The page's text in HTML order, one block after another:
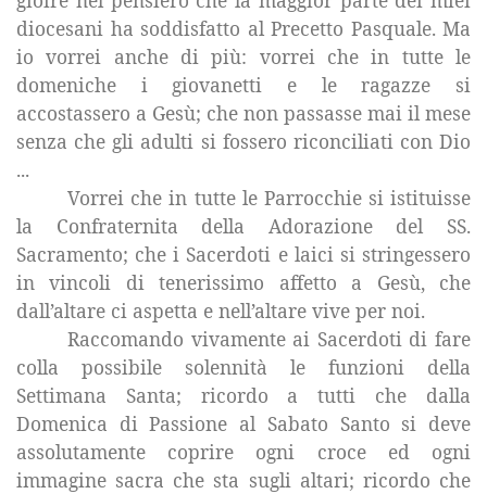
diocesani ha soddisfatto al Precetto Pasquale. Ma
io vorrei anche di più: vorrei che in tutte le
domeniche i giovanetti e le ragazze si
accostassero a Gesù; che non passasse mai il mese
senza che gli adulti si fossero riconciliati con Dio
...
Vorrei che in tutte le Parrocchie si istituisse
la Confraternita della Adorazione del SS.
Sacramento; che i Sacerdoti e laici si stringessero
in vincoli di tenerissimo affetto a Gesù, che
dall’altare ci aspetta e nell’altare vive per noi.
Raccomando vivamente ai Sacerdoti di fare
colla possibile solennità le funzioni della
Settimana Santa; ricordo a tutti che dalla
Domenica di Passione al Sabato Santo si deve
assolutamente coprire ogni croce ed ogni
immagine sacra che sta sugli altari; ricordo che